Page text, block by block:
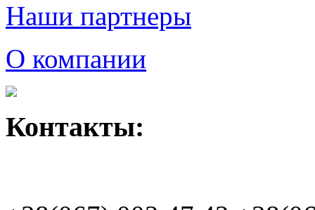
Наши партнеры
О компании
Контакты: